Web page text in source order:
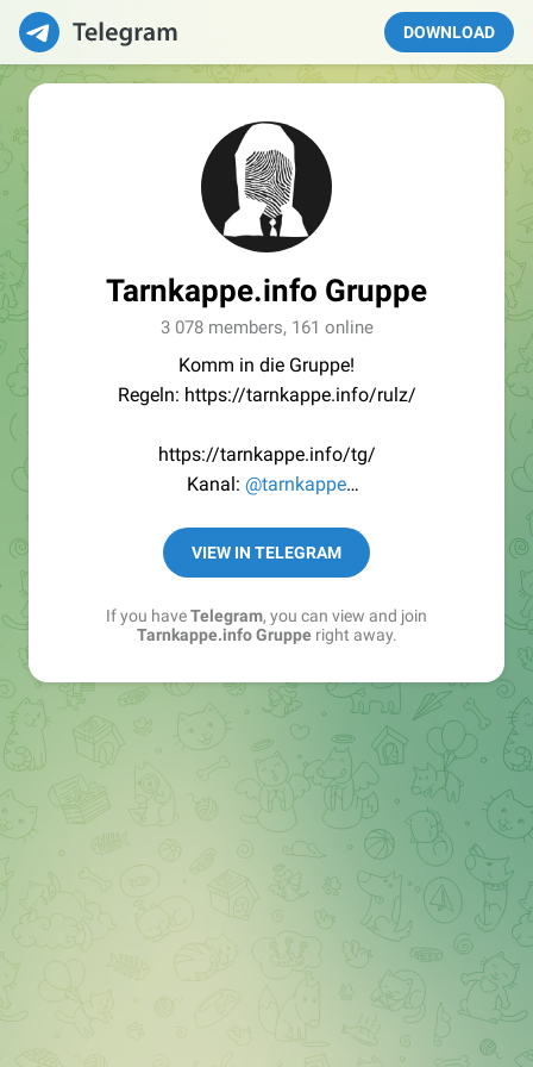
DOWNLOAD
Tarnkappe.info Gruppe
3 078 members, 161 online
Komm in die Gruppe!
Regeln: https://tarnkappe.info/rulz/
https://tarnkappe.info/tg/
Kanal: @tarnkappe
Best of:@bestoftarnkappe
Kochen: https://t.me/+WSW5F1VcmhliMjk6
VIEW IN TELEGRAM
If you haveTelegram, you can view and join
Tarnkappe.info Grupperight away.